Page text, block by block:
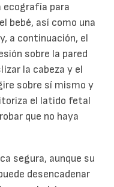
ecografía para
bebé, así como una
a continuación, el
sobre la pared
la cabeza y el
sobre sí mismo y
el latido fetal
que no haya
segura, aunque su
desencadenar